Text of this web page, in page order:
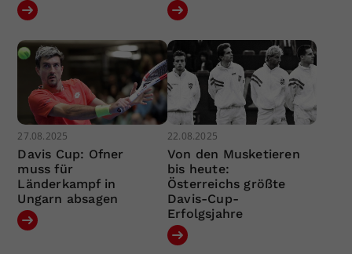
27.08.2025
Davis Cup: Ofner
muss für
Länderkampf in
Ungarn absagen
22.08.2025
Von den Musketieren
bis heute:
Österreichs größte
Davis-Cup-
Erfolgsjahre